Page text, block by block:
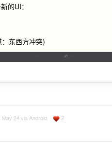
的UI：
东西方冲突)
May 24 via Android 2